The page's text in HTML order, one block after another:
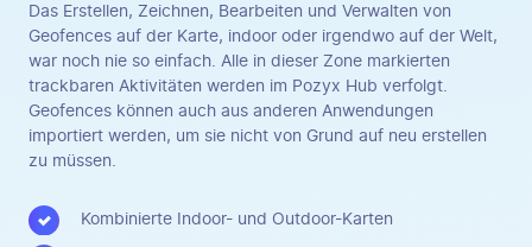
Das Erstellen, Zeichnen, Bearbeiten und Verwalten von
Geofences auf der Karte, indoor oder irgendwo auf der Welt,
war noch nie so einfach. Alle in dieser Zone markierten
trackbaren Aktivitäten werden im Pozyx Hub verfolgt.
Geofences können auch aus anderen Anwendungen
importiert werden, um sie nicht von Grund auf neu erstellen
zu müssen.
Kombinierte Indoor- und Outdoor-Karten